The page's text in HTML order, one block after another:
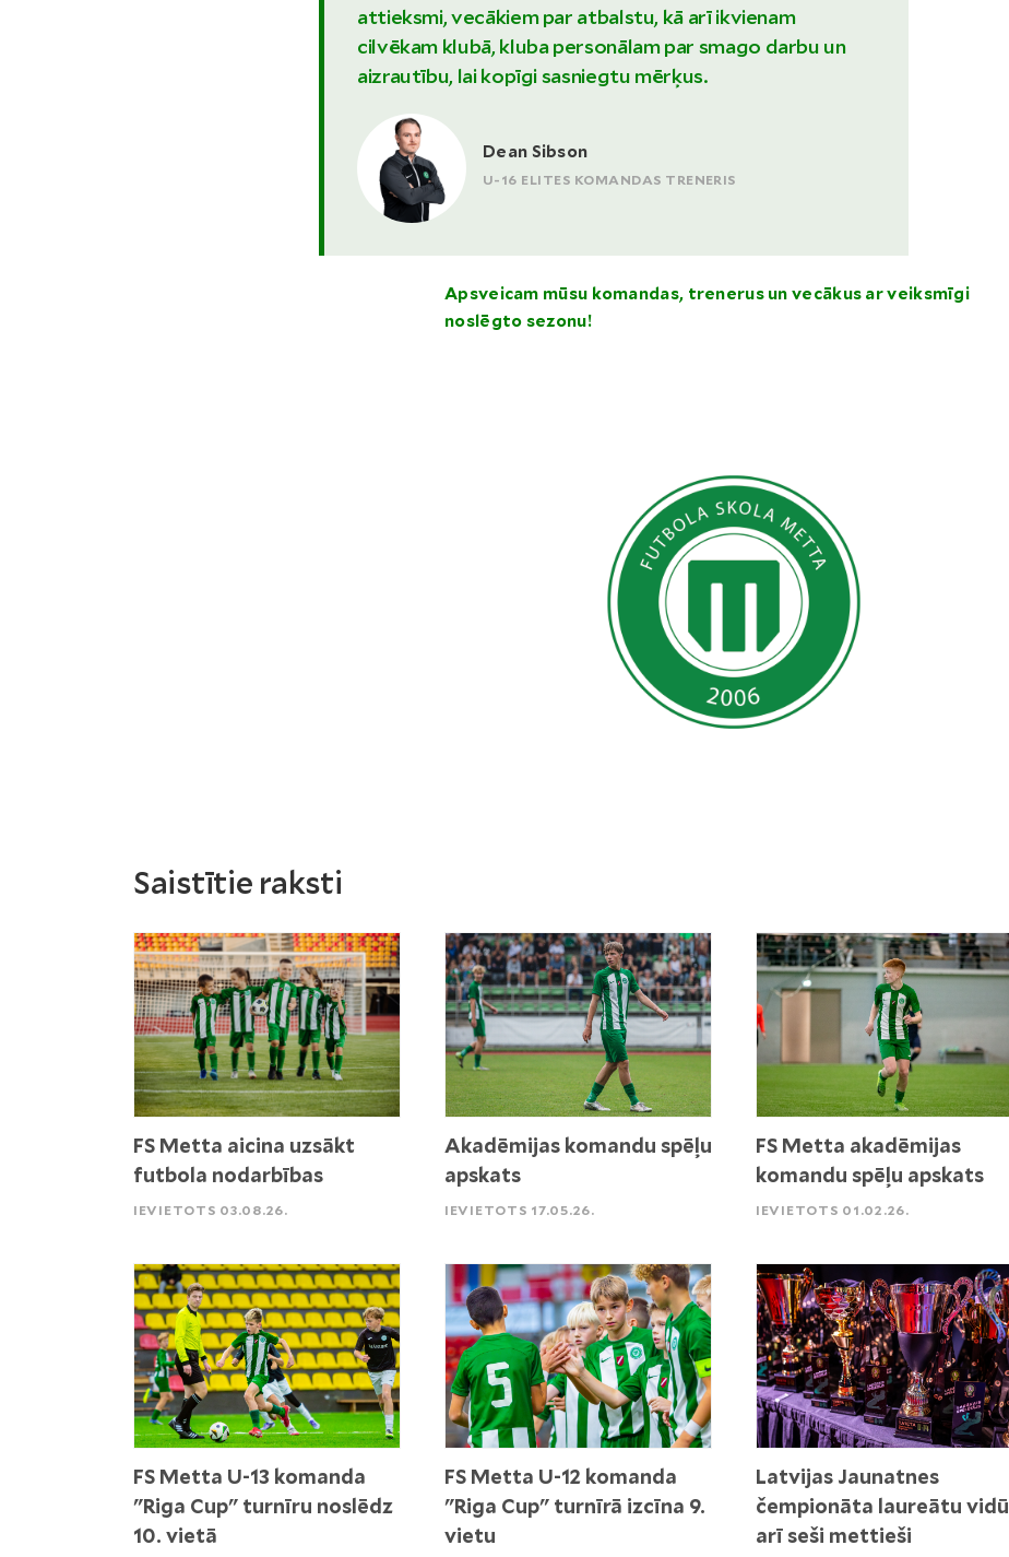
attieksmi, vecākiem par atbalstu, kā arī ikvienam
cilvēkam klubā, kluba personālam par smago darbu un
aizrautību, lai kopīgi sasniegtu mērķus.
Dean Sibson
U-16 ELITES KOMANDAS TRENERIS
Apsveicam mūsu komandas, trenerus un vecākus ar veiksmīgi
noslēgto sezonu!
Saistītie raksti
FS Metta aicina uzsākt
futbola nodarbības
IEVIETOTS 03.08.26.
Akadēmijas komandu spēļu
apskats
IEVIETOTS 17.05.26.
FS Metta akadēmijas
komandu spēļu apskats
IEVIETOTS 01.02.26.
FS Metta U-13 komanda
"Riga Cup" turnīru noslēdz
10. vietā
FS Metta U-12 komanda
"Riga Cup" turnīrā izcīna 9.
vietu
Latvijas Jaunatnes
čempionāta laureātu vidū
arī seši mettieši